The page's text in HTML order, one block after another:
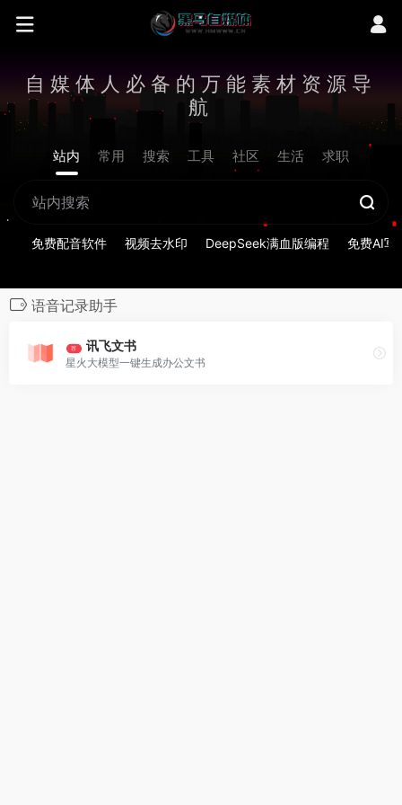
自媒体人必备的万能素材资源导
航
站内 常用 搜索 工具 社区 生活 求职
免费配音软件 视频去水印 DeepSeek满血版编程 免费AI写
语音记录助手
荐 讯飞文书
星火大模型一键生成办公文书